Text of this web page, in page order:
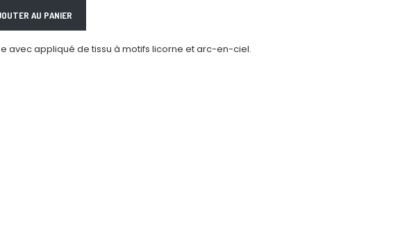
AU PANIER
avec appliqué de tissu à motifs licorne et arc-en-ciel.